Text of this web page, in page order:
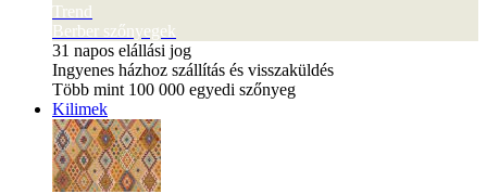
Trend
Berber szőnyegek
31 napos elállási jog
Ingyenes házhoz szállítás és visszaküldés
Több mint 100 000 egyedi szőnyeg
Kilimek